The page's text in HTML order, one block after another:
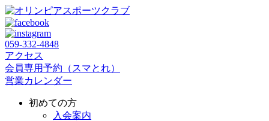
059‐332‐4848
アクセス
会員専用予約（スマとれ）
営業カレンダー
初めての方
入会案内